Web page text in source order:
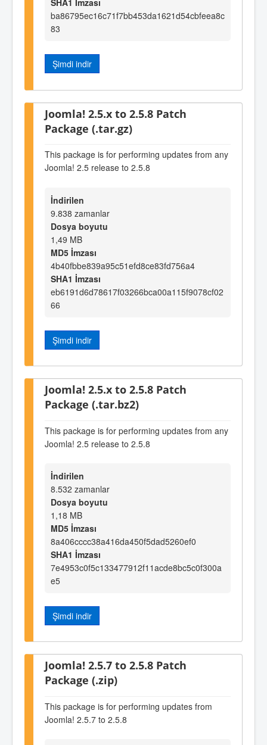
SHA1 İmzası
ba86795ec16c71f7bb453da1621d54cbfeea8c
83
Şimdi indir
Joomla! 2.5.x to 2.5.8 Patch
Package (.tar.gz)
This package is for performing updates from any
Joomla! 2.5 release to 2.5.8
İndirilen
9.838 zamanlar
Dosya boyutu
1,49 MB
MD5 İmzası
4b40fbbe839a95c51efd8ce83fd756a4
SHA1 İmzası
eb6191d6d78617f03266bca00a115f9078cf02
66
Şimdi indir
Joomla! 2.5.x to 2.5.8 Patch
Package (.tar.bz2)
This package is for performing updates from any
Joomla! 2.5 release to 2.5.8
İndirilen
8.532 zamanlar
Dosya boyutu
1,18 MB
MD5 İmzası
8a406cccc38a416da450f5dad5260ef0
SHA1 İmzası
7e4953c0f5c133477912f11acde8bc5c0f300a
e5
Şimdi indir
Joomla! 2.5.7 to 2.5.8 Patch
Package (.zip)
This package is for performing updates from
Joomla! 2.5.7 to 2.5.8